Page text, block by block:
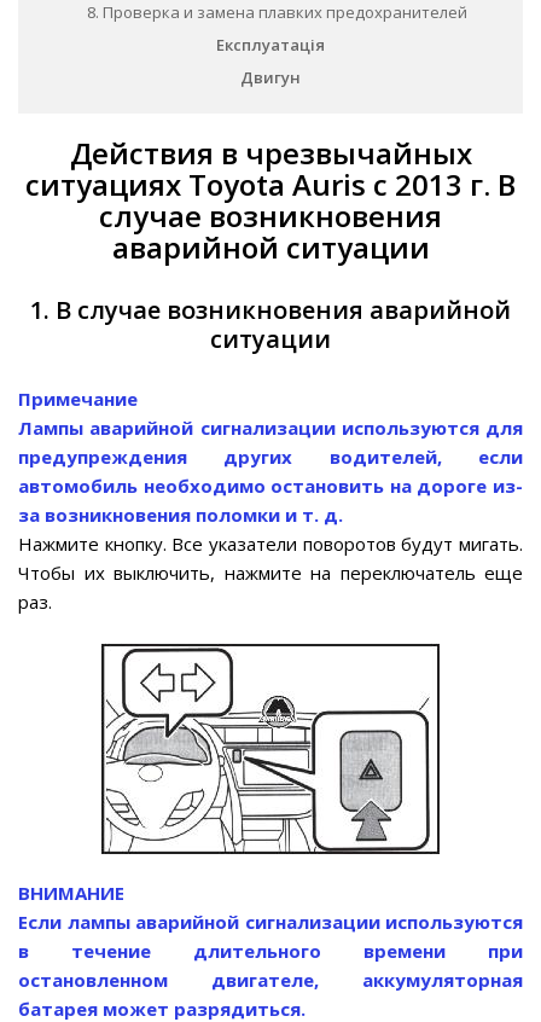
8. Проверка и замена плавких предохранителей
Експлуатація
Двигун
Действия в чрезвычайных
ситуациях Toyota Auris с 2013 г. В
случае возникновения
аварийной ситуации
1. В случае возникновения аварийной
ситуации
Примечание
Лампы аварийной сигнализации используются для
предупреждения других водителей, если
автомобиль необходимо остановить на дороге из-
за возникновения поломки и т. д.
Нажмите кнопку. Все указатели поворотов будут мигать.
Чтобы их выключить, нажмите на переключатель еще
раз.
ВНИМАНИЕ
Если лампы аварийной сигнализации используются
в течение длительного времени при
остановленном двигателе, аккумуляторная
батарея может разрядиться.